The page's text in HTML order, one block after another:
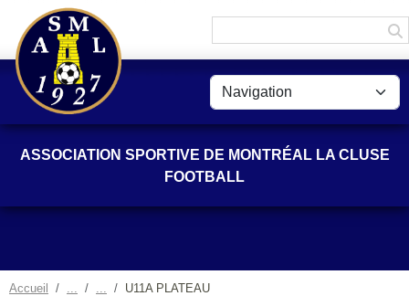
ASSOCIATION SPORTIVE DE MONTRÉAL LA CLUSE
FOOTBALL
Accueil U11A PLATEAU
Panneau de gestion des cookies